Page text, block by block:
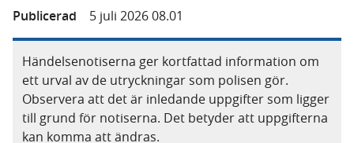
Publicerad
5 juli 2026 08.01
Händelsenotiserna ger kortfattad information om
ett urval av de utryckningar som polisen gör.
Observera att det är inledande uppgifter som ligger
till grund för notiserna. Det betyder att uppgifterna
kan komma att ändras.